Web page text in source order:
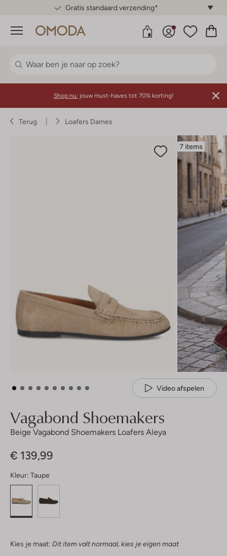
Gratis standaard verzending*
Menu
Shop nu: jouw must-haves tot 70% korting!
Terug Loafers Dames
7 items
Video afspelen
Vagabond Shoemakers
Beige Vagabond Shoemakers Loafers Aleya
€ 139,99
Kleur: Taupe
Kies je maat: Dit item valt normaal, kies je eigen maat